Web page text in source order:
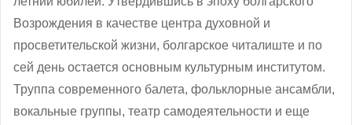
Возрождения в качестве центра духовной и
просветительской жизни, болгарское читалиште и по
сей день остается основным культурным институтом.
Труппа современного балета, фольклорные ансамбли,
вокальные группы, театр самодеятельности и еще